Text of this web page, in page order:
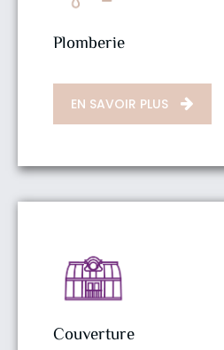
Plomberie
EN SAVOIR PLUS
Couverture